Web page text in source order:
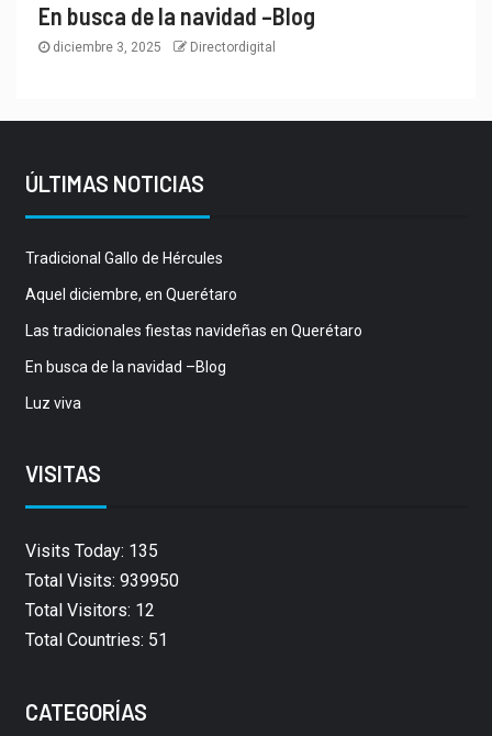
En busca de la navidad –Blog
diciembre 3, 2025 Directordigital
ÚLTIMAS NOTICIAS
Tradicional Gallo de Hércules
Aquel diciembre, en Querétaro
Las tradicionales fiestas navideñas en Querétaro
En busca de la navidad –Blog
Luz viva
VISITAS
Visits Today: 135
Total Visits: 939950
Total Visitors: 12
Total Countries: 51
CATEGORÍAS